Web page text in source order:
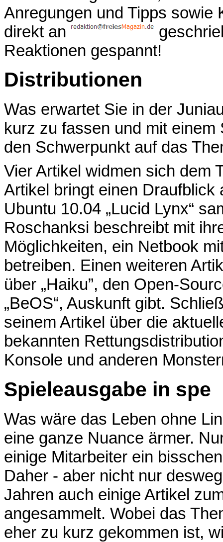
Anregungen und Tipps sowie
direkt an
Reaktionen gespannt!
Distributionen
Was erwartet Sie in der
kurz zu fassen und mit
den Schwerpunkt auf das
Vier Artikel widmen sich dem
Artikel bringt einen
Ubuntu 10.04 „Lucid Lynx“
Roschanksi beschreibt mit
Möglichkeiten, ein Netbook
betreiben. Einen weiteren
über „Haiku”, den Open-
„BeOS“, Auskunft gibt.
seinem Artikel über die
bekannten
Konsole und anderen
Spieleausgabe in spe
Was wäre das Leben ohne
eine ganze Nuance ärmer.
einige Mitarbeiter ein
Daher - aber nicht nur
Jahren auch einige Artikel
angesammelt. Wobei das
eher zu kurz gekommen ist,